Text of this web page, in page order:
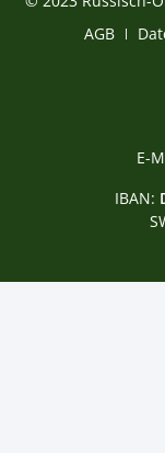
АGB
E-
IBAN: